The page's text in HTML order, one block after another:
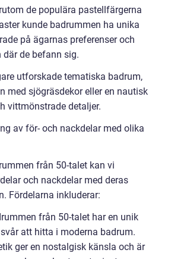
de populära pastellfärgerna
kunde badrummen ha unika
på ägarnas preferenser och
där de befann sig.
utforskade tematiska badrum,
med sjögräsdekor eller en nautisk
vittmönstrade detaljer.
av för- och nackdelar med olika
från 50-talet kan vi
och nackdelar med deras
Fördelarna inkluderar:
från 50-talet har en unik
att hitta i moderna badrum.
ger en nostalgisk känsla och är